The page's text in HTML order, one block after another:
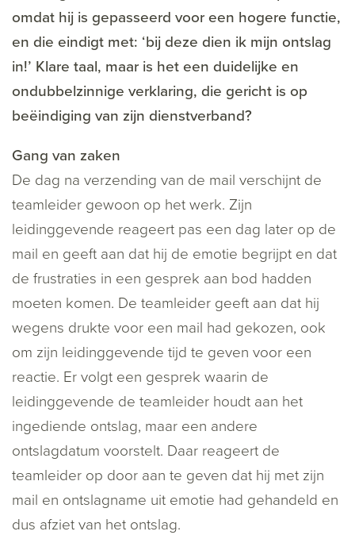
omdat hij is gepasseerd voor een hogere functie,
en die eindigt met: ‘bij deze dien ik mijn ontslag
in!’ Klare taal, maar is het een duidelijke en
ondubbelzinnige verklaring, die gericht is op
beëindiging van zijn dienstverband?
Gang van zaken
De dag na verzending van de mail verschijnt de
teamleider gewoon op het werk. Zijn
leidinggevende reageert pas een dag later op de
mail en geeft aan dat hij de emotie begrijpt en dat
de frustraties in een gesprek aan bod hadden
moeten komen. De teamleider geeft aan dat hij
wegens drukte voor een mail had gekozen, ook
om zijn leidinggevende tijd te geven voor een
reactie. Er volgt een gesprek waarin de
leidinggevende de teamleider houdt aan het
ingediende ontslag, maar een andere
ontslagdatum voorstelt. Daar reageert de
teamleider op door aan te geven dat hij met zijn
mail en ontslagname uit emotie had gehandeld en
dus afziet van het ontslag.